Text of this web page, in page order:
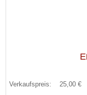
Verkaufspreis: 25,00 €